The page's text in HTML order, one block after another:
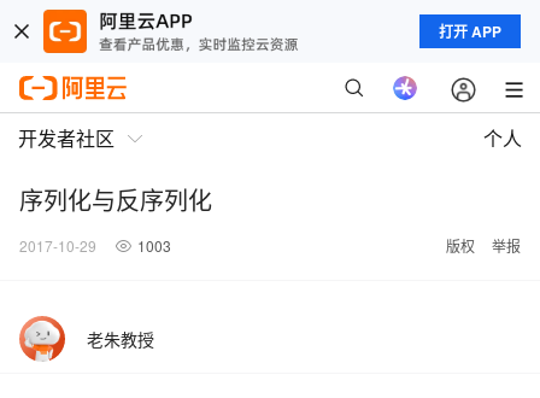
打开 APP
开发者社区 个人
序列化与反序列化
2017-10-29 1003 版权 举报
老朱教授